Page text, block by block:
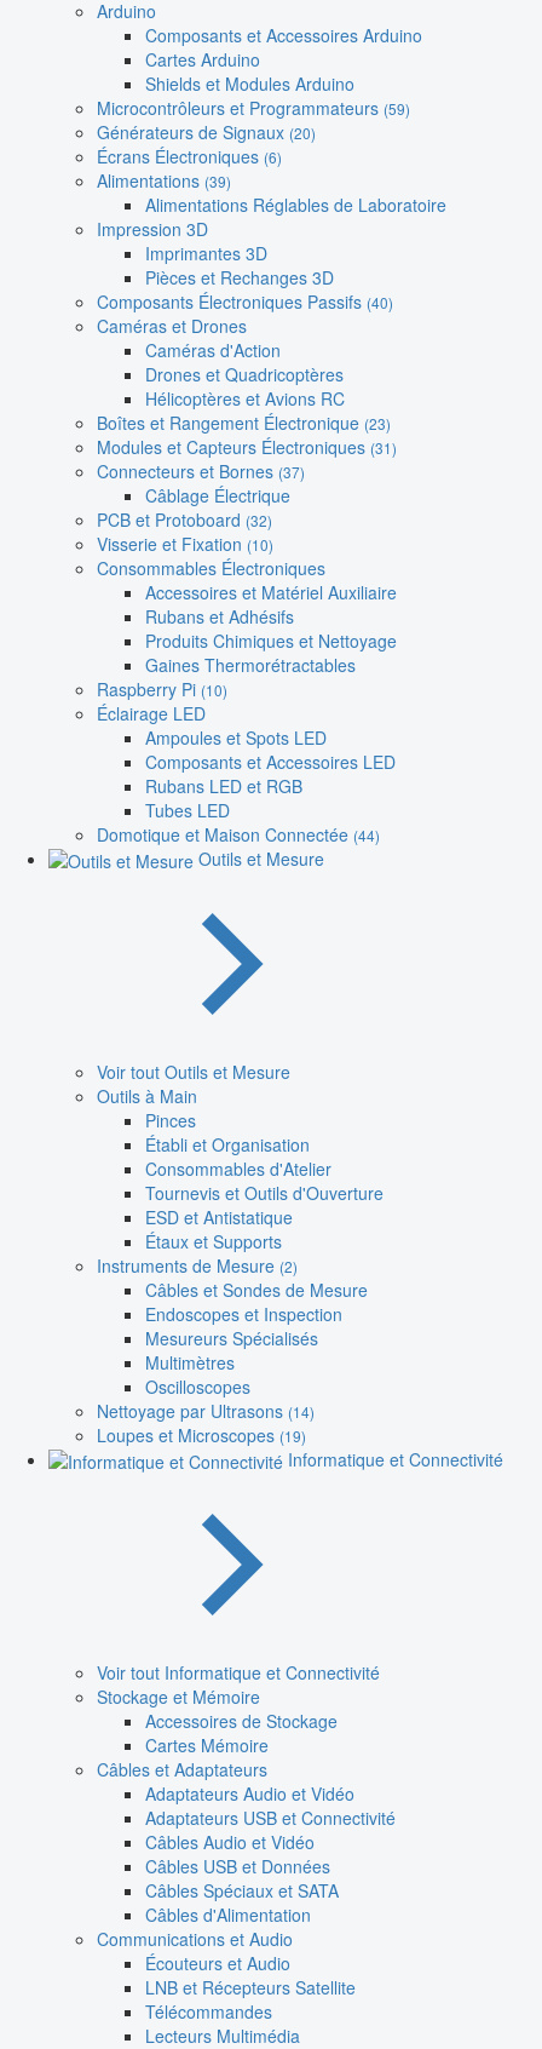
Arduino
Composants et Accessoires Arduino
Cartes Arduino
Shields et Modules Arduino
Microcontrôleurs et Programmateurs (59)
Générateurs de Signaux (20)
Écrans Électroniques (6)
Alimentations (39)
Alimentations Réglables de Laboratoire
Impression 3D
Imprimantes 3D
Pièces et Rechanges 3D
Composants Électroniques Passifs (40)
Caméras et Drones
Caméras d'Action
Drones et Quadricoptères
Hélicoptères et Avions RC
Boîtes et Rangement Électronique (23)
Modules et Capteurs Électroniques (31)
Connecteurs et Bornes (37)
Câblage Électrique
PCB et Protoboard (32)
Visserie et Fixation (10)
Consommables Électroniques
Accessoires et Matériel Auxiliaire
Rubans et Adhésifs
Produits Chimiques et Nettoyage
Gaines Thermorétractables
Raspberry Pi (10)
Éclairage LED
Ampoules et Spots LED
Composants et Accessoires LED
Rubans LED et RGB
Tubes LED
Domotique et Maison Connectée (44)
Outils et Mesure
Voir tout Outils et Mesure
Outils à Main
Pinces
Établi et Organisation
Consommables d'Atelier
Tournevis et Outils d'Ouverture
ESD et Antistatique
Étaux et Supports
Instruments de Mesure (2)
Câbles et Sondes de Mesure
Endoscopes et Inspection
Mesureurs Spécialisés
Multimètres
Oscilloscopes
Nettoyage par Ultrasons (14)
Loupes et Microscopes (19)
Informatique et Connectivité
Voir tout Informatique et Connectivité
Stockage et Mémoire
Accessoires de Stockage
Cartes Mémoire
Câbles et Adaptateurs
Adaptateurs Audio et Vidéo
Adaptateurs USB et Connectivité
Câbles Audio et Vidéo
Câbles USB et Données
Câbles Spéciaux et SATA
Câbles d'Alimentation
Communications et Audio
Écouteurs et Audio
LNB et Récepteurs Satellite
Télécommandes
Lecteurs Multimédia